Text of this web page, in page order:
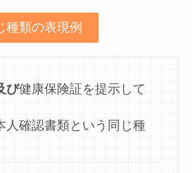
種類の表現例
び健康保険証を提示して
人確認書類という同じ種